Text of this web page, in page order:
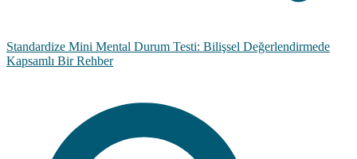
Standardize Mini Mental Durum Testi: Bilişsel Değerlendirmede
Kapsamlı Bir Rehber